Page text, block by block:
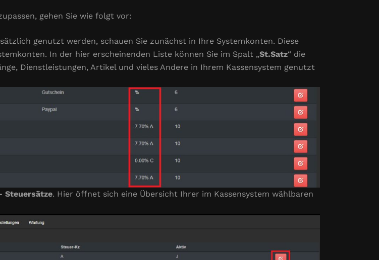
gehen Sie wie folgt vor:
genutzt werden, schauen Sie zunächst in Ihre Systemkonten. Diese
In der hier erscheinenden Liste können Sie im Spalt „St.Satz“ die
Dienstleistungen, Artikel und vieles Andere in Ihrem Kassensystem genutzt
Steuersätze. Hier öffnet sich eine Übersicht Ihrer im Kassensystem wählbaren